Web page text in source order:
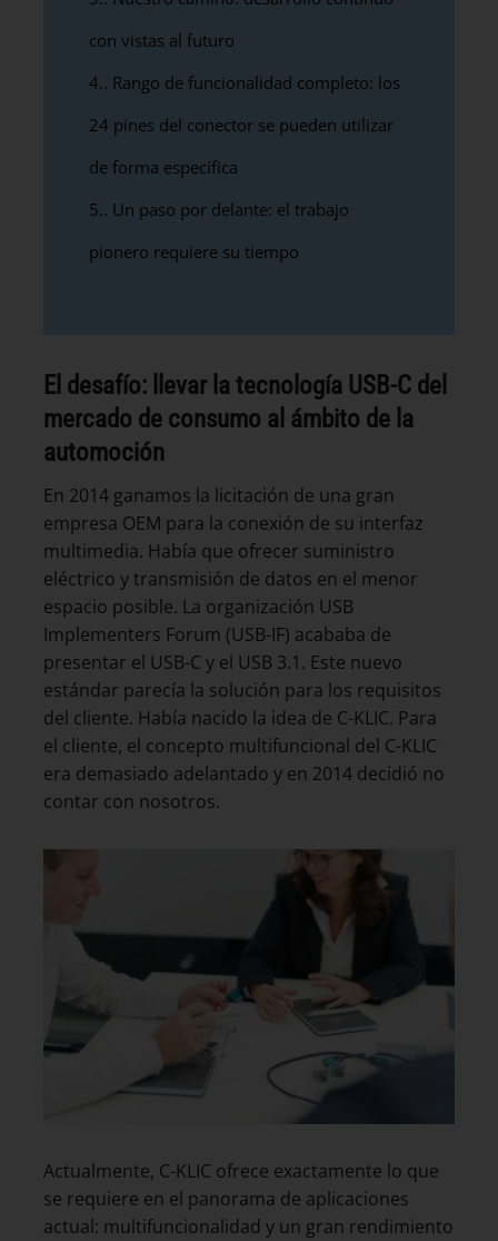
con vistas al futuro
4. Rango de funcionalidad completo: los
24 pines del conector se pueden utilizar
de forma específica
5. Un paso por delante: el trabajo
pionero requiere su tiempo
El desafío: llevar la tecnología USB-C del
mercado de consumo al ámbito de la
automoción
En 2014 ganamos la licitación de una gran
empresa OEM para la conexión de su interfaz
multimedia. Había que ofrecer suministro
eléctrico y transmisión de datos en el menor
espacio posible. La organización USB
Implementers Forum (USB-IF) acababa de
presentar el USB-C y el USB 3.1. Este nuevo
estándar parecía la solución para los requisitos
del cliente. Había nacido la idea de C-KLIC. Para
el cliente, el concepto multifuncional del C-KLIC
era demasiado adelantado y en 2014 decidió no
contar con nosotros.
Actualmente, C-KLIC ofrece exactamente lo que
se requiere en el panorama de aplicaciones
actual: multifuncionalidad y un gran rendimiento